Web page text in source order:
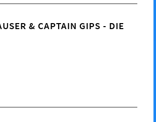
& CAPTAIN GIPS - DIE